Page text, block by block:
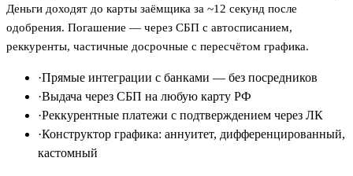
Деньги доходят до карты заёмщика за ~12 секунд после
одобрения. Погашение — через СБП с автосписанием,
реккуренты, частичные досрочные с пересчётом графика.
·Прямые интеграции с банками — без посредников
·Выдача через СБП на любую карту РФ
·Реккурентные платежи с подтверждением через ЛК
·Конструктор графика: аннуитет, дифференцированный,
кастомный